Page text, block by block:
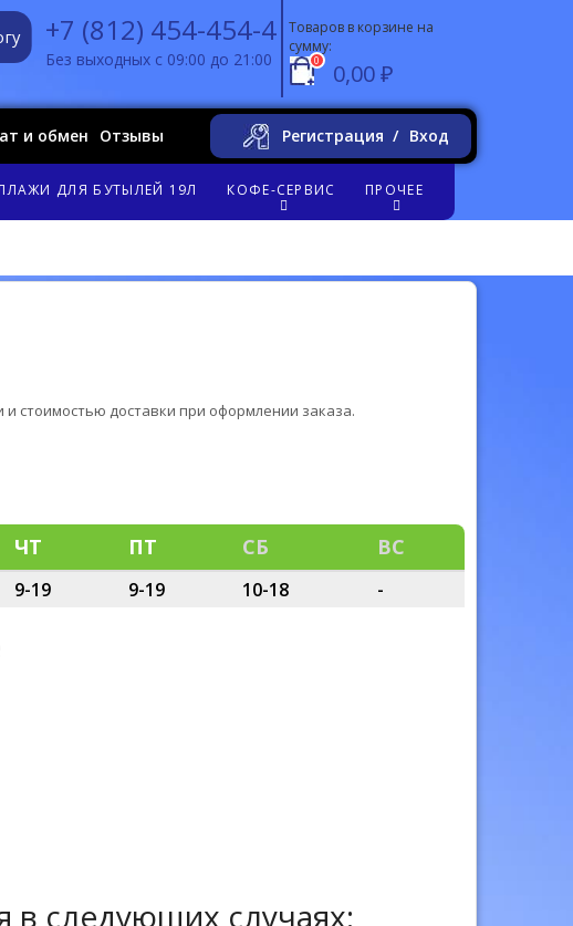
+7 (812) 454-454-4
Без выходных с 09:00 до 21:00
Товаров в корзине на
сумму:
0 0,00 ₽
и обмен Отзывы Регистрация Вход
ДЛЯ БУТЫЛЕЙ 19Л КОФЕ-СЕРВИС ПРОЧЕЕ
и стоимостью доставки при оформлении заказа.
ЧТ ПТ СБ ВС
9-19 9-19 10-18 -
в следующих случаях: